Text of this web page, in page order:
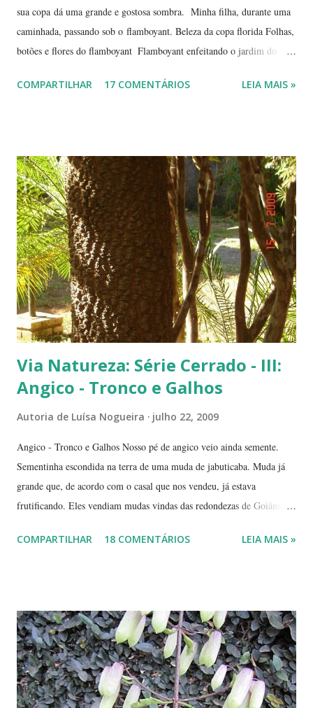
sua copa dá uma grande e gostosa sombra. Minha filha, durante uma
caminhada, passando sob o flamboyant. Beleza da copa florida Folhas,
botões e flores do flamboyant Flamboyant enfeitando o jardim do
fachada do TJ. Flores e galhos retorcidos do flamboyant. Flores do
árvores dando as boas vindas na entrada de uma lanchonete, na
rodovia que liga Goiânia a Brasília ( Lanchonete Jerivá ).
Flamboyants do Jerivá Flamboyant amarelo - Este está em Brasília,
logo depois da Ponte das Garças - conhecida como 'a ponte do
(Conjunto Comercial) Gilberto Salomão', no sentid...
COMPARTILHAR 17 COMENTÁRIOS LEIA MAIS »
Via Natureza: Série Cerrado - III:
Angico - Tronco e Galhos
Autoria de Luísa Nogueira julho 22, 2009
Angico - Tronco e Galhos Nosso pé de angico veio ainda semente.
Sementinha escondida na terra de uma muda de jabuticaba. Muda já
grande que, de acordo com o casal que nos vendeu, já estava
frutificando. Eles vendiam mudas vindas das redondezas de Goiânia.
plantado a jabuticabeira, com bastante cuidado, regando-a
'compridinha' - que nessas alturas já estava do tamanho da
jabuticabeira. Foi aí que soubemos que tínhamos um pé de angico.
Eles nos disseram que de onde tinham plantado as mudas havia muito
angiqueiro. Alguma sementinha viajou junto. Pensamos mudá-lo para
outro lugar. Mas ele foi ficando. Quanto mais crescia, mais difícil seria
COMPARTILHAR 18 COMENTÁRIOS LEIA MAIS »